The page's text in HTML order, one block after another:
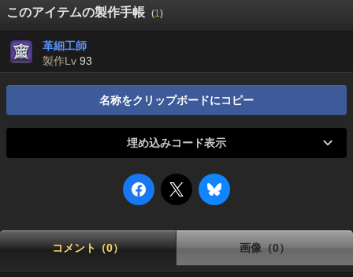
このアイテムの製作手帳 (1)
革細工師
製作Lv 93
名称をクリップボードにコピー
埋め込みコード表示
コメント（0） 画像（0）